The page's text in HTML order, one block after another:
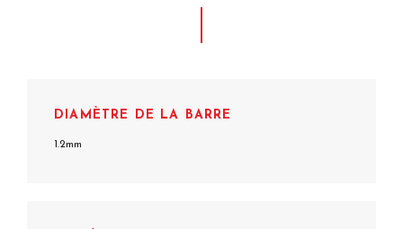
DIAMÈTRE DE LA BARRE
1.2mm